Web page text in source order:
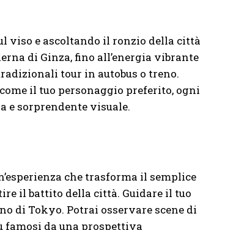
viso e ascoltando il ronzio della città
di Ginza, fino all’energia vibrante
tour in autobus o treno.
il tuo personaggio preferito, ogni
e sorprendente visuale.
che trasforma il semplice
il battito della città. Guidare il tuo
di Tokyo. Potrai osservare scene di
famosi da una prospettiva